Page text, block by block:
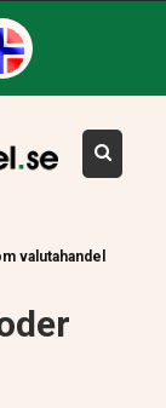
valutahandel